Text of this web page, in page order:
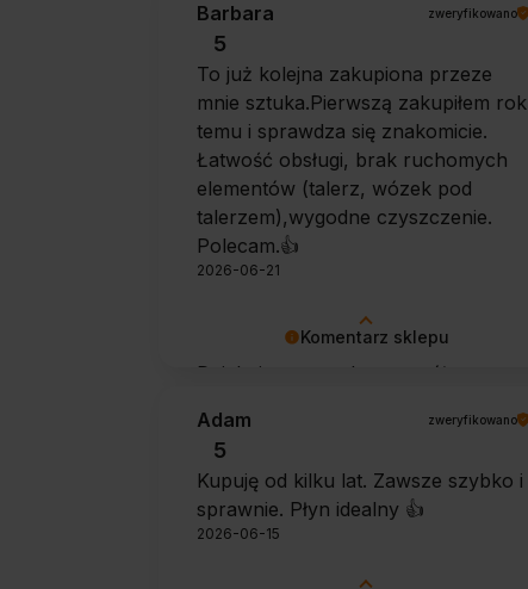
Komentarz sklepu
Dziękujemy za tak szczegółową
Pani wygodę obsługi i łatwość
utrzymania urządzenia w czystości.
To dla nas bardzo cenna informacja.
Barbara zweryfikowano
5
To już kolejna zakupiona przeze
mnie sztuka.Pierwszą zakupiłem rok
temu i sprawdza się znakomicie.
Łatwość obsługi, brak ruchomych
elementów (talerz, wózek pod
talerzem),wygodne czyszczenie.
Polecam.👍️
2026-06-21
Adam zweryfikowano
5
Kupuję od kilku lat. Zawsze szybko i
sprawnie. Płyn idealny 👍️
2026-06-15